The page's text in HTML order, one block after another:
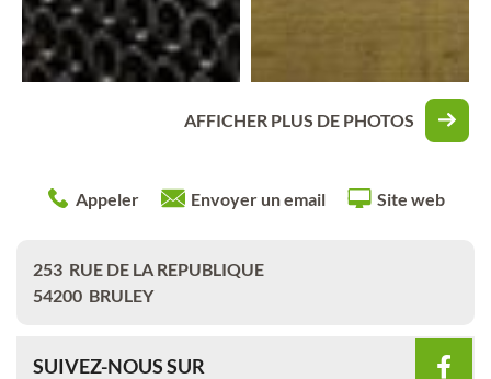
AFFICHER PLUS DE PHOTOS
Appeler Envoyer un email Site web
253 RUE DE LA REPUBLIQUE
54200 BRULEY
SUIVEZ-NOUS SUR